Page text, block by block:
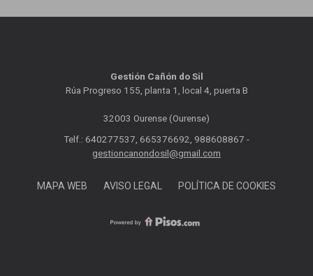
Gestión Cañón do Sil
Rúa Progreso 155, planta 1, local 4, puerta B
32003 Ourense (Ourense)
Telf.: 640277537, 665376692, 988608867 -
gestioncanondosil@gmail.com
MAPA WEB AVISO LEGAL POLÍTICA DE COOKIES